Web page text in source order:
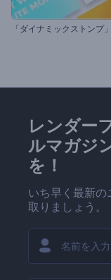
レンダー
ルマガジ
を！
いち早く最新の
取りましょう。